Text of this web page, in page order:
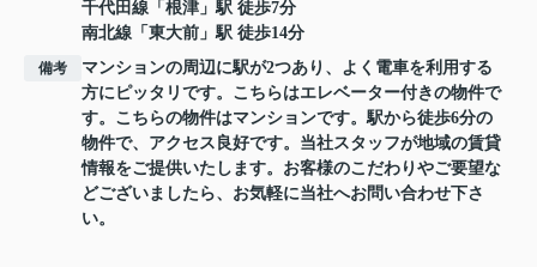
千代田線 「 根津 」駅 徒歩7分
南北線 「 東大前 」駅 徒歩14分
備考
マンションの周辺に駅が2つあり、よく電車を利用する
方にピッタリです。こちらはエレベーター付きの物件で
す。こちらの物件はマンションです。駅から徒歩6分の
物件で、アクセス良好です。当社スタッフが地域の賃貸
情報をご提供いたします。お客様のこだわりやご要望な
どございましたら、お気軽に当社へお問い合わせ下さ
い。